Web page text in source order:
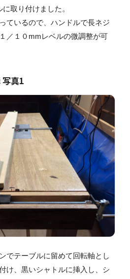
取り付けました。
ているので、ハンドルで長ネジ
／１０mmレベルの微調整が可
真1
でテーブルに留めて回転軸とし
け、黒いシャトルに挿入し、シ